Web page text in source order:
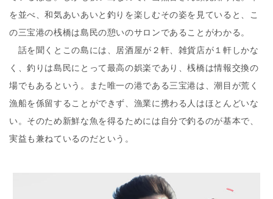
を並べ、和気あいあいと釣りを楽しむその姿を見ていると、こ
の三宝港の桟橋は島民の憩いのサロンであることがわかる。
話を聞くとこの島には、居酒屋が２軒、雑貨店が１軒しかな
く、釣りは島民にとって最高の娯楽であり、桟橋は情報交換の
場でもあるという。また唯一の港である三宝港は、潮目が荒く
漁船を係留することができず、漁業に携わる人はほとんどいな
い。そのため新鮮な魚を得るためには自分で釣るのが基本で、
実益も兼ねているのだという。